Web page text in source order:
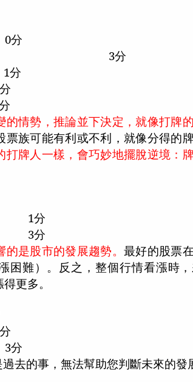
0分
3分
1分
分
的情勢，推論並下決定，就像打牌
票族可能有利或不利，就像分得的
打牌人一樣，會巧妙地擺脫逆境：
1分
3分
是股市的發展趨勢。 最好的股票
困難）。反之，整個行情看漲時
更多。
分
3分
去的事，無法幫助您判斷未來的發